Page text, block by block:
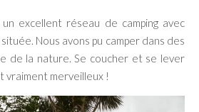
excellent réseau de camping avec
Nous avons pu camper dans des
de la nature. Se coucher et se lever
vraiment merveilleux !